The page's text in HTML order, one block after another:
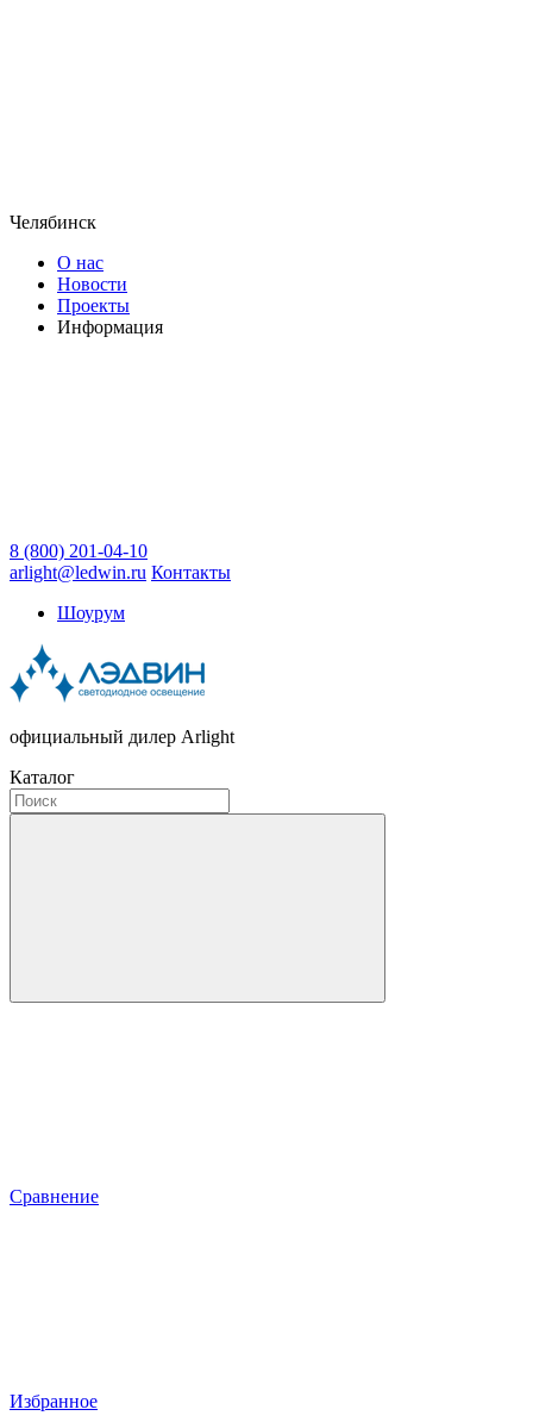
Челябинск
О нас
Новости
Проекты
Информация
8 (800) 201-04-10
arlight@ledwin.ru Контакты
Шоурум
официальный дилер Arlight
Каталог
Сравнение
Избранное